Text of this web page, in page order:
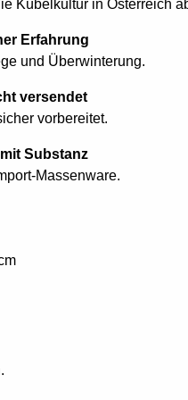
Kübelkultur in Österreich
Erfahrung
und Überwinterung.
versendet
vorbereitet.
Substanz
Massenware.